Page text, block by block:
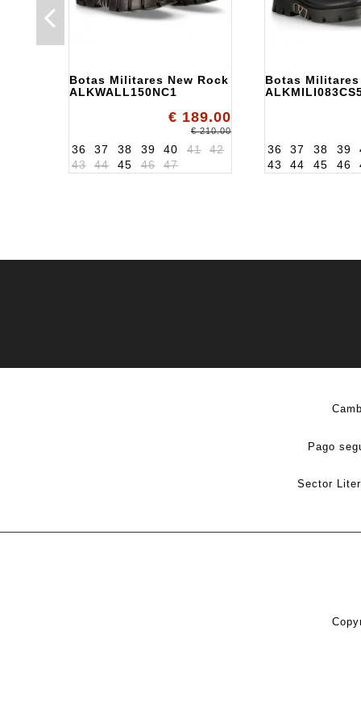
Botas Militares New Rock
ALKWALL150NC1
€ 189.00
€ 210.00
36 37 38 39 40 41
42
43
44 45 46 47
Botas Militares
36 37 38 39
43
44 45 46
Pago
Sector